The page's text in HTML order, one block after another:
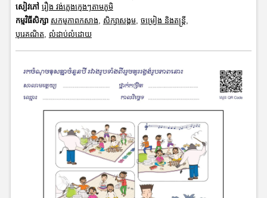
សៀវភៅ រឿង វង់ភ្លេងក្មេងៗតាមភូមិ
កម្មវិធីសិក្សា សកម្មភាពកសាង, សិក្សាសង្គម, ចម្រៀង និងតន្ត្រី,
បុរេគណិត, លំដាប់លំដោយ